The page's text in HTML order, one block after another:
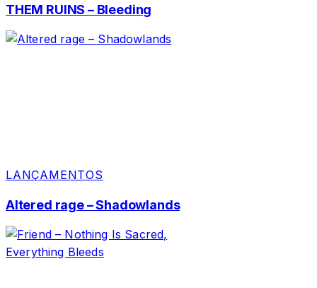
THEM RUINS – Bleeding
LANÇAMENTOS
Altered rage – Shadowlands